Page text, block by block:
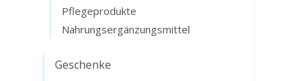
Pflegeprodukte
Nahrungsergänzungsmittel
Geschenke